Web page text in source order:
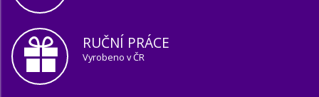
RUČNÍ PRÁCE
Vyrobeno v ČR